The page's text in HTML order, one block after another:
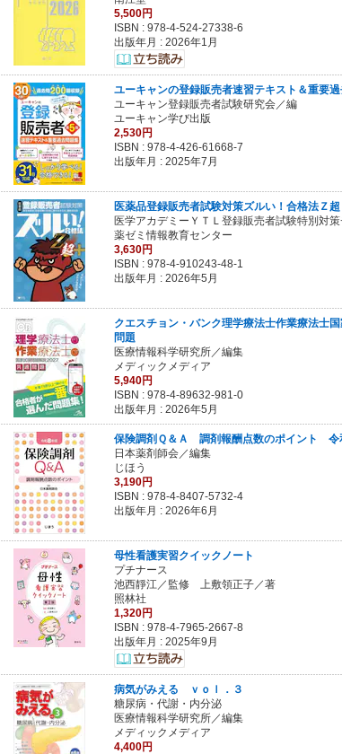
5,500円
ISBN : 978-4-524-27338-6
出版年月 : 2026年1月
ユーキャンの登録販売者速習テキスト＆重要
ユーキャン登録販売者試験研究会／編
ユーキャン学び出版
2,530円
ISBN : 978-4-426-61668-7
出版年月 : 2025年7月
医薬品登録販売者試験対策ズルい！合格法Ｚ
医学アカデミーＹＴＬ登録販売者試験特別対
薬ゼミ情報教育センター
3,630円
ISBN : 978-4-910243-48-1
出版年月 : 2026年5月
クエスチョン・バンク理学療法士作業療法士
問題
医療情報科学研究所／編集
メディックメディア
5,940円
ISBN : 978-4-89632-981-0
出版年月 : 2026年5月
保険調剤Ｑ＆Ａ 調剤報酬点数のポイント 令
日本薬剤師会／編集
じほう
3,190円
ISBN : 978-4-8407-5732-4
出版年月 : 2026年6月
母性看護実習クイックノート
プチナース
池西靜江／監修 上敷領正子／著
照林社
1,320円
ISBN : 978-4-7965-2667-8
出版年月 : 2025年9月
病気がみえる ｖｏｌ．３
糖尿病・代謝・内分泌
医療情報科学研究所／編集
メディックメディア
4,400円